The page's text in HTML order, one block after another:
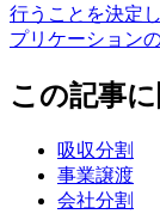
行うことを決定
プリケーション
この記事
吸収分割
事業譲渡
会社分割